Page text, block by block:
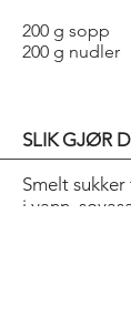
200 g sopp
200 g nudler
SLIK GJØR
Smelt
i vann,